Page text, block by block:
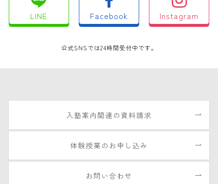
LINE Facebook Instagram
公式SNSでは24時間受付中です。
入塾案内関連の資料請求
体験授業のお申し込み
お問い合わせ